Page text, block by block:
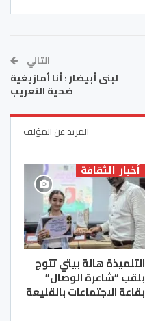
التالي
لبنى أبيضار : أنا أمازيغية
ضحية التعريب
المزيد عن المؤلف
أخبار الثقافة
التلميذة هالة بيتي تتوج
بلقب “شاعرة الوصال”
بقاعة الاجتماعات بالقليعة